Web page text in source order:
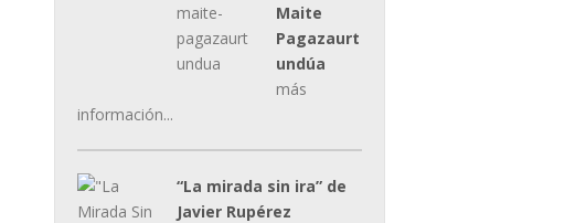
Maite
Pagazaurt
undúa
más
información...
“La mirada sin ira” de
Javier Rupérez